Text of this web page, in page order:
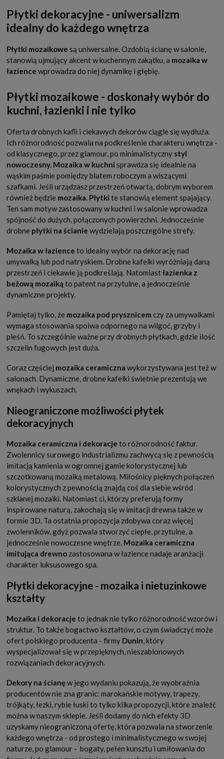
Płytki dekoracyjne - uniwersalizm
idealny do każdego wnętrza
Płytki mozaikowe są uniwersalne. Ozdobią ścianę w salonie,
stanowią ujmujący akcent w kuchennym zakątku, a mozaika w
łazience wprowadza do niej dynamikę i głębię.
Płytki mozaikowe - doskonały wybór do
kuchni, łazienki i nie tylko
Oferta drobnych kafli i ciekawych dekorów ciągle się wydłuża.
Ich różnorodność pozwala na podkreślenie charakteru wnętrza -
od klasycznego, przez glamour, po minimalistyczny styl
nowoczesny. Mozaika w kuchni sprawdza się idealnie na
wąskim paśmie pomiędzy blatem roboczym a wiszącymi
szafkami. Jeśli urządzasz przestrzeń otwartą, dobrym wyborem
również będzie mozaika. Płytki te stanowią element spajający.
Ten sam motyw zastosowany w kuchni i w salonie wprowadza
spójność do dużych, połączonych powierzchni. Jednocześnie
drobne płytki na ścianie wydzielają poszczególne strefy.
Mozaika w łazience to idealny wybór na dekorację nad
umywalką lub pod natryskiem. Drobne kafelki wyróżniają daną
przestrzeń i ciekawie ją podkreślają. Natomiastłazienka z
beżową mozaiką to patent na przytulne, a jednocześnie
dynamiczne projekty.
Pamiętaj tylko, że mozaika pod prysznicem czy za umywalkami
wymaga stosowania spoiwa odpornego na wilgoć, grzyby i
pleśń. To szczególnie ważne przy drobnych płytkach, gdzie ilość
szczelin fugowych jest duża.
Coraz częściej mozaika ceramiczna wykorzystywana jest też w
salonach. Dynamiczne, drobne kafelki świetnie prezentują we
wnękach i wykuszach.
Nieograniczone możliwości płytek
dekoracyjnych
Mozaika ceramiczna i dekoracje to różnorodność faktur.
Zwolennicy surowego industrializmu zachwycą się z pewnością
imitacją kamienia w ogromnej gamie kolorystycznej lub
szczotkowaną mozaiką metalową. Miłośnicy pięknych połączeń
kolorystycznych z pewnością znajdą coś dla siebie wśród
szklanej mozaiki. Natomiast ci, którzy preferują formy
inspirowane naturą, zakochają się w imitacji drewna także w
formie 3D. Ta ostatnia propozycja zdobywa coraz więcej
zwolenników, gdyż pozwala stworzyć ciepłe, przytulne, a
jednocześnie nowoczesne wnętrze. Mozaika ceramiczna
imitująca drewno zastosowana w łazience nadaje aranżacji
charakter luksusowego spa.
Płytki dekoracyjne - mozaika i nietuzinkowe
kształty
Mozaika i dekoracje to jednak nie tylko różnorodność wzorów i
struktur. To także bogactwo kształtów, o czym świadczyć może
ofert polskiego producenta - firmy Dunin, który
wyspecjalizował się w przepięknych, nieszablonowych
rozwiązaniach dekoracyjnych.
Dekory na ścianęw jego wydaniu pokazują, że wyobraźnia
producentów nie zna granic: marokańskie motywy, trapezy,
trójkąty, łezki, rybie łuski to tylko kilka propozycji, które znaleźć
można w naszym sklepie. Jeśli dodamy do nich efekty 3D
uzyskamy nieograniczoną ofertę, która pozwala na stworzenie
każdego wnętrza - od prostego i minimalistycznego w swojej
naturze, po glamour - bogaty, pełen kunsztu i umiłowania do